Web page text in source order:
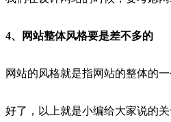
4、网站整体风格要是差不多的
网站的风格就是指网站的整体的
好了，以上就是小编给大家说的